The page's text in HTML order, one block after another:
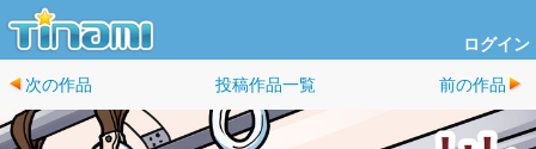
ログイン
次の作品 投稿作品一覧 前の作品